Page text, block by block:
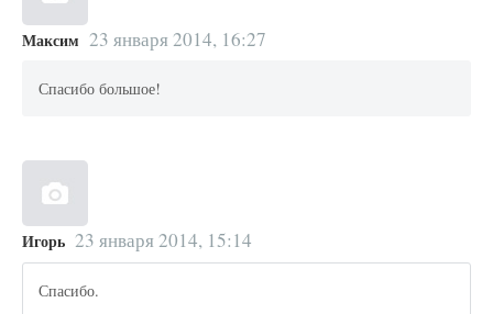
Максим 23 января 2014, 16:27
Спасибо большое!
Игорь 23 января 2014, 15:14
Спасибо.